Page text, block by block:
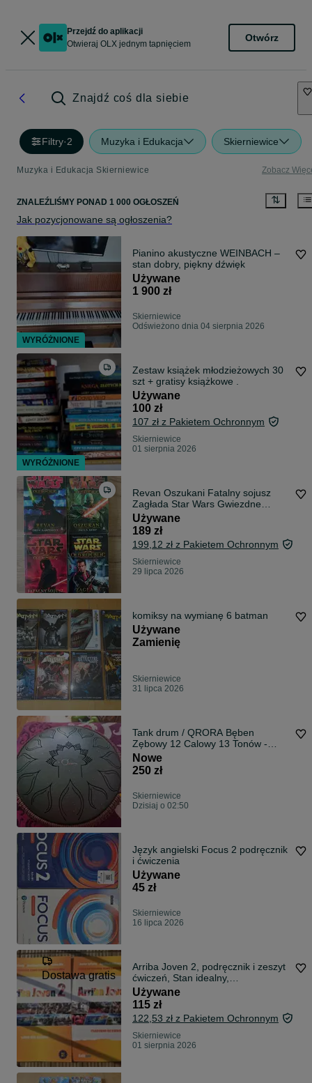
Przejdź do aplikacji
Otwieraj OLX jednym tapnięciem
Otwórz
Znajdź coś dla siebie
Filtry·2 Muzyka i Edukacja Skierniewice
Muzyka i Edukacja Skierniewice Zobacz
ZNALEŹLIŚMY PONAD 1 000 OGŁOSZEŃ
Jak pozycjonowane są ogłoszenia?
Pianino akustyczne WEINBACH –
stan dobry, piękny dźwięk
Używane
1 900 zł
Skierniewice
Odświeżono dnia 04 sierpnia 2026
Zestaw książek młodzieżowych 30
szt + gratisy książkowe .
Używane
100 zł
107 zł z Pakietem Ochronnym
Skierniewice
01 sierpnia 2026
Revan Oszukani Fatalny sojusz
Zagłada Star Wars Gwiezdne
Wojny
Używane
189 zł
199,12 zł z Pakietem Ochronnym
Skierniewice
29 lipca 2026
komiksy na wymianę 6 batman
Używane
Zamienię
Skierniewice
31 lipca 2026
Tank drum / QRORA Bęben
Zębowy 12 Calowy 13 Tonów -
Handpan
Nowe
250 zł
Skierniewice
Dzisiaj o 02:50
Język angielski Focus 2 podręcznik
i ćwiczenia
Używane
45 zł
Skierniewice
16 lipca 2026
Dostawa gratis
Arriba Joven 2, podręcznik i zeszyt
ćwiczeń, Stan idealny,
NIEUZUPEŁNIONE
Używane
115 zł
122,53 zł z Pakietem Ochronnym
Skierniewice
01 sierpnia 2026
WYRÓŻNIONE
WYRÓŻNIONE